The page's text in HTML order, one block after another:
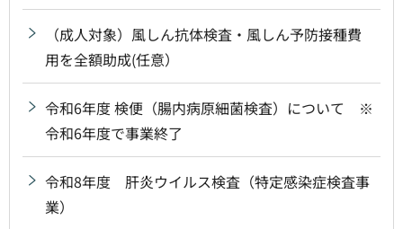
（成人対象）風しん抗体検査・風しん予防接種費
用を全額助成(任意）
令和6年度 検便（腸内病原細菌検査）について ※
令和6年度で事業終了
令和8年度 肝炎ウイルス検査（特定感染症検査事
業）